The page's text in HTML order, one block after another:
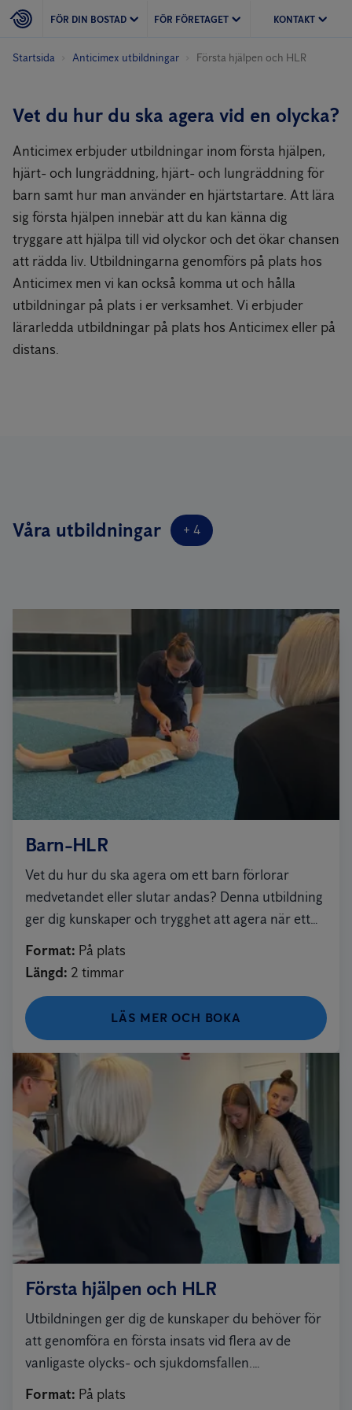
FÖR DIN BOSTAD FÖR FÖRETAGET KONTAKT
Startsida Anticimex utbildningar Första hjälpen och HLR
Vet du hur du ska agera vid en olycka?
Anticimex erbjuder utbildningar inom första hjälpen,
hjärt- och lungräddning, hjärt- och lungräddning för
barn samt hur man använder en hjärtstartare. Att lära
sig första hjälpen innebär att du kan känna dig
tryggare att hjälpa till vid olyckor och det ökar chansen
att rädda liv. Utbildningarna genomförs på plats hos
Anticimex men vi kan också komma ut och hålla
utbildningar på plats i er verksamhet. Vi erbjuder
lärarledda utbildningar på plats hos Anticimex eller på
distans.
Våra utbildningar + 4
Barn-HLR
Vet du hur du ska agera om ett barn förlorar
medvetandet eller slutar andas? Denna utbildning
ger dig kunskaper och trygghet att agera när ett
barn får hjärtstopp eller sätter i halsen.
Format: På plats
Längd: 2 timmar
LÄS MER OCH BOKA
Första hjälpen och HLR
Utbildningen ger dig de kunskaper du behöver för
att genomföra en första insats vid flera av de
vanligaste olycks- och sjukdomsfallen.
Utbildningen följer HLR-rådets riktlinjer för Första
Format: På plats